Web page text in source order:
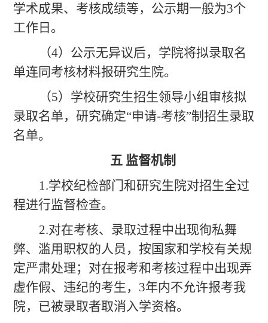
学术成果、考核成绩等，公示期一般为3个
工作日。
（4）公示无异议后，学院将拟录取名
单连同考核材料报研究生院。
（5）学校研究生招生领导小组审核拟
录取名单，研究确定“申请-考核”制招生录取
名单。
五 监督机制
1.学校纪检部门和研究生院对招生全过
程进行监督检查。
2.对在考核、录取过程中出现徇私舞
弊、滥用职权的人员，按国家和学校有关规
定严肃处理；对在报考和考核过程中出现弄
虚作假、违纪的考生，3年内不允许报考我
院，已被录取者取消入学资格。